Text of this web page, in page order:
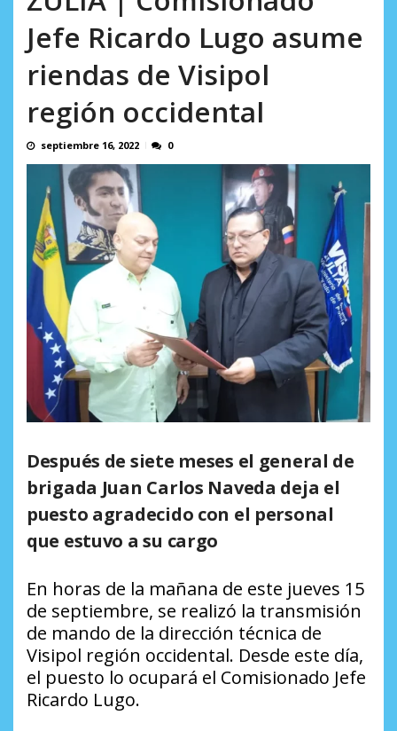
Jefe Ricardo Lugo asume
riendas de Visipol
región occidental
septiembre 16, 2022 0
Después de siete meses el general de
brigada Juan Carlos Naveda deja el
puesto agradecido con el personal
que estuvo a su cargo
En horas de la mañana de este jueves 15
de septiembre, se realizó la transmisión
de mando de la dirección técnica de
Visipol región occidental. Desde este día,
el puesto lo ocupará el Comisionado Jefe
Ricardo Lugo.